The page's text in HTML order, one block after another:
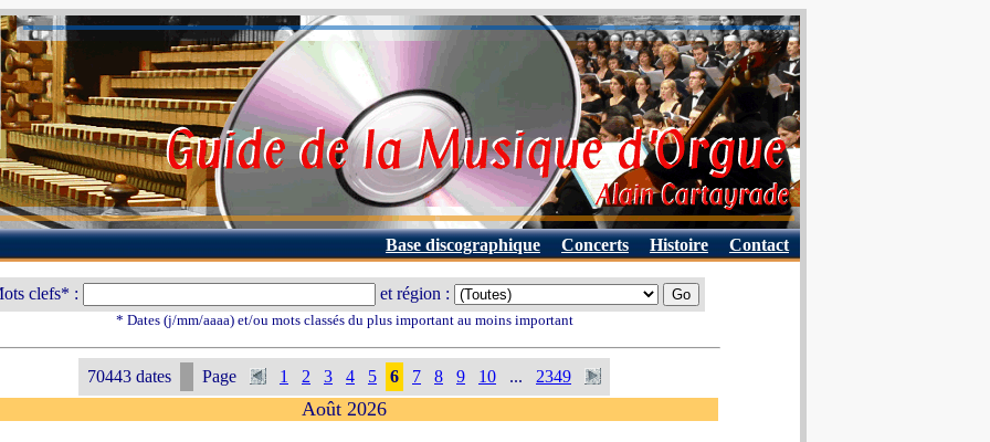
Base discographique Concerts Histoire Contact
clefs* : et région :
* Dates (j/mm/aaaa) et/ou mots classés du plus important au moins important
70443 dates Page 1 2 3 4 5 6 7 8 9 10 ... 2349
Août 2026